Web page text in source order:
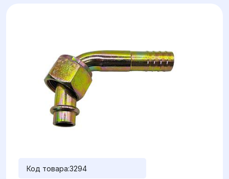
Код товара:3294